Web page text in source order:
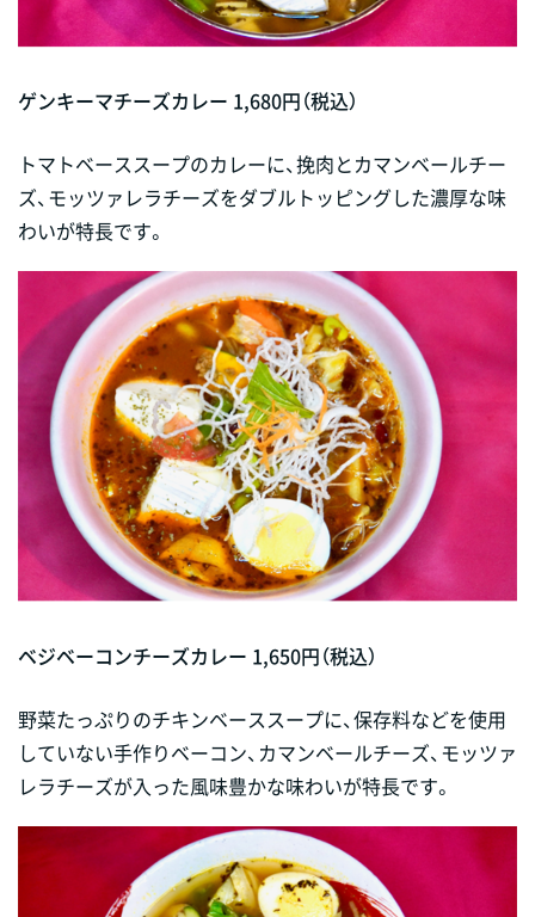
ゲンキーマチーズカレー 1,680円（税込）
トマトベーススープのカレーに、挽肉とカマンベールチー
ズ、モッツァレラチーズをダブルトッピングした濃厚な味
わいが特長です。
ベジベーコンチーズカレー 1,650円（税込）
野菜たっぷりのチキンベーススープに、保存料などを使用
していない手作りベーコン、カマンベールチーズ、モッツァ
レラチーズが入った風味豊かな味わいが特長です。